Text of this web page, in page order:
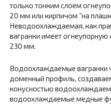
только тонким слоем
20 мм или кирпичом ”на
Неводоохлаждаемая, как
вагранки имеет
230 мм.
Водоохлаждаемые вагранки
доменный профиль,
конусностью
водоохлаждаемые медные